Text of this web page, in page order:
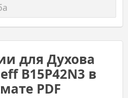
для Духова
B15P42N3 в
PDF